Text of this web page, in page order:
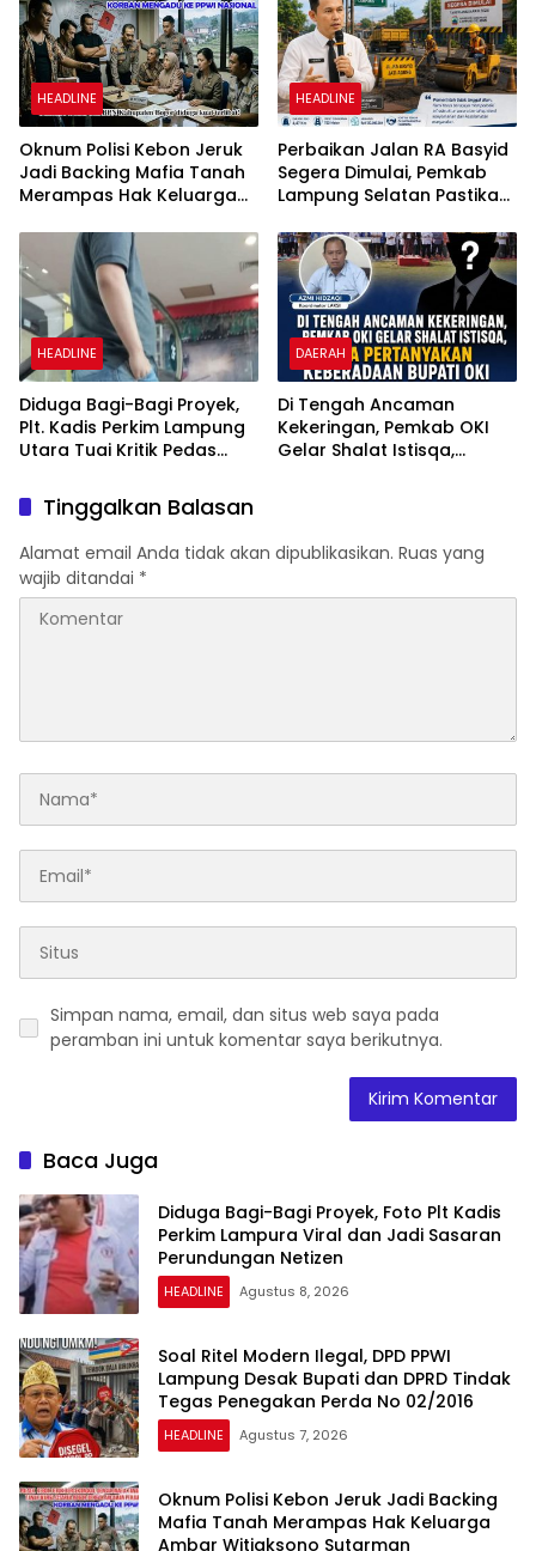
HEADLINE
Oknum Polisi Kebon Jeruk
Jadi Backing Mafia Tanah
Merampas Hak Keluarga
Sutarman
HEADLINE
Perbaikan Jalan RA Basyid
Segera Dimulai, Pemkab
Lampung Selatan Pastikan
Aman dan Nyaman
HEADLINE
Diduga Bagi-Bagi Proyek,
Plt. Kadis Perkim Lampung
Utara Tuai Kritik Pedas
DAERAH
Di Tengah Ancaman
Kekeringan, Pemkab OKI
Gelar Shalat Istisqa,
Tinggalkan Balasan
Alamat email Anda tidak akan dipublikasikan. Ruas yang
wajib ditandai *
Simpan nama, email, dan situs web saya pada
peramban ini untuk komentar saya berikutnya.
Baca Juga
Diduga Bagi-Bagi Proyek, Foto Plt Kadis
Perkim Lampura Viral dan Jadi Sasaran
Perundungan Netizen
HEADLINE Agustus 8, 2026
Soal Ritel Modern Ilegal, DPD PPWI
Lampung Desak Bupati dan DPRD Tindak
Tegas Penegakan Perda No 02/2016
HEADLINE Agustus 7, 2026
Oknum Polisi Kebon Jeruk Jadi Backing
Mafia Tanah Merampas Hak Keluarga
Ambar Witjaksono Sutarman